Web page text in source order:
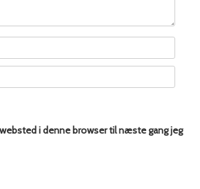
i denne browser til næste gang jeg